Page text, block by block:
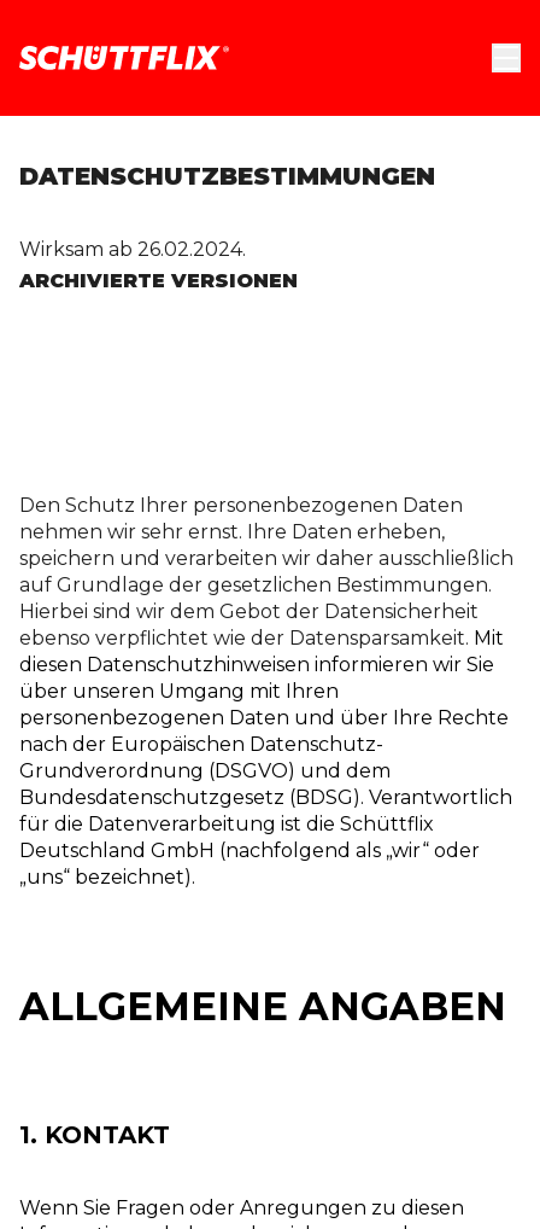
DATENSCHUTZ­BESTIMMUNGEN
Wirksam ab 26.02.2024.
ARCHIVIERTE VERSIONEN
Den Schutz Ihrer personenbezogenen Daten
nehmen wir sehr ernst. Ihre Daten erheben,
speichern und verarbeiten wir daher ausschließlich
auf Grundlage der gesetzlichen Bestimmungen.
Hierbei sind wir dem Gebot der Datensicherheit
ebenso verpflichtet wie der Datensparsamkeit. Mit
diesen Datenschutzhinweisen informieren wir Sie
über unseren Umgang mit Ihren
personenbezogenen Daten und über Ihre Rechte
nach der Europäischen Datenschutz-
Grundverordnung (DSGVO) und dem
Bundesdatenschutzgesetz (BDSG). Verantwortlich
für die Datenverarbeitung ist die Schüttflix
Deutschland GmbH (nachfolgend als „wir“ oder
„uns“ bezeichnet).
ALLGEMEINE ANGABEN
1. KONTAKT
Wenn Sie Fragen oder Anregungen zu diesen